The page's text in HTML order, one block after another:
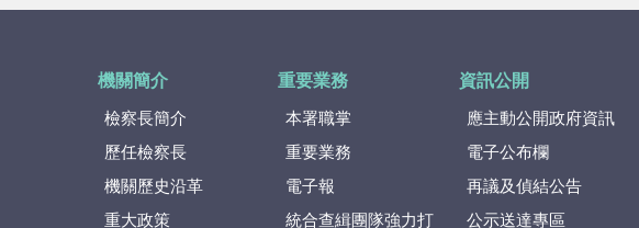
機關簡介
檢察長簡介
歷任檢察長
機關歷史沿革
重大政策
重要業務
本署職掌
重要業務
電子報
統合查緝團隊強力打
資訊公開
應主動公開政府資訊
電子公布欄
再議及偵結公告
公示送達專區